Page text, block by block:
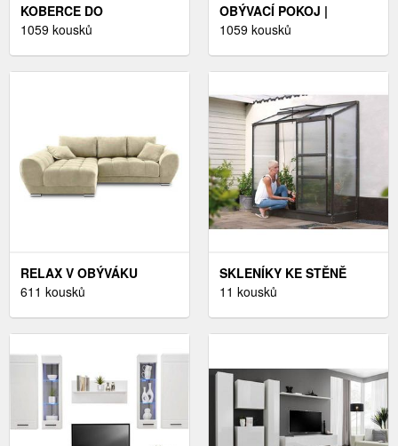
KOBERCE DO
OBÝVACÍHO POKOJE
1059 kousků
OBÝVACÍ POKOJ |
KOBERCE
1059 kousků
RELAX V OBÝVÁKU
611 kousků
SKLENÍKY KE STĚNĚ
11 kousků